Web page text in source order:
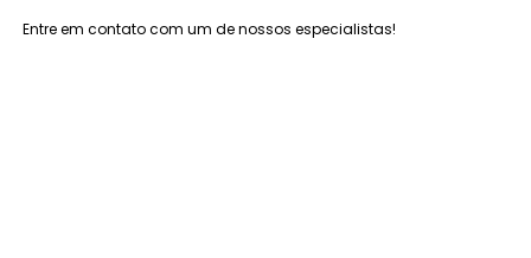
Entre em contato com um de nossos especialistas!